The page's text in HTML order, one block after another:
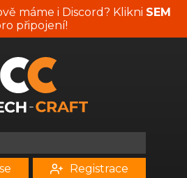
máme i Discord? Klikni SEM
připojení!
Registrace